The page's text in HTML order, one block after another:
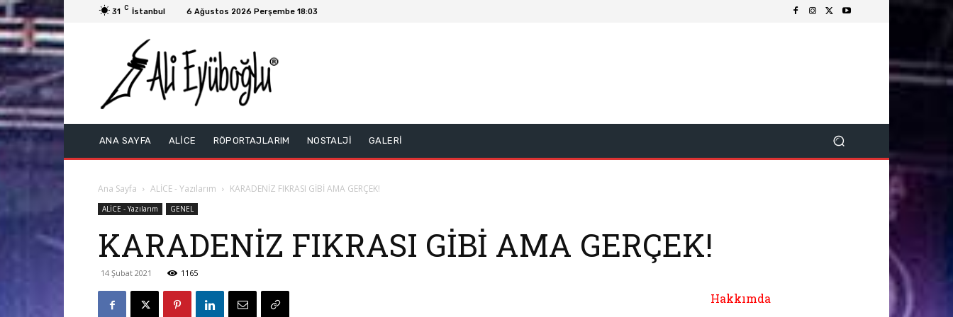
31 C İstanbul 6 Ağustos 2026 Perşembe 18:03
ANA SAYFA ALİCE RÖPORTAJLARIM NOSTALJİ GALERİ
Ana Sayfa ALİCE - Yazılarım KARADENİZ FIKRASI GİBİ AMA GERÇEK!
ALİCE - Yazılarım GENEL
KARADENİZ FIKRASI GİBİ AMA GERÇEK!
14 Şubat 2021 1165
Hakkımda